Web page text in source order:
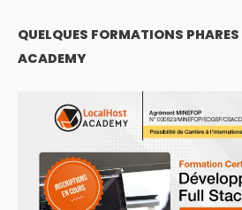
QUELQUES FORMATIONS
ACADEMY